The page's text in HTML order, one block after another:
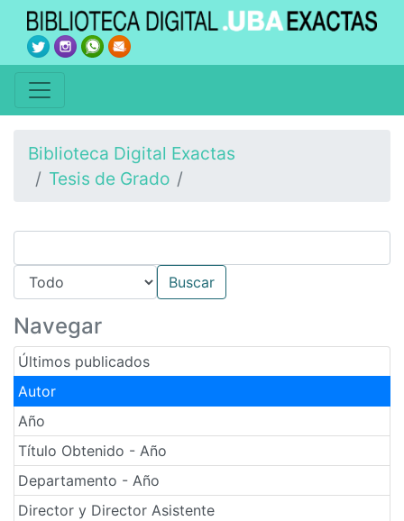
Biblioteca Digital Exactas
Tesis de Grado
Navegar
Últimos publicados
Autor
Año
Título Obtenido - Año
Departamento - Año
Director y Director Asistente